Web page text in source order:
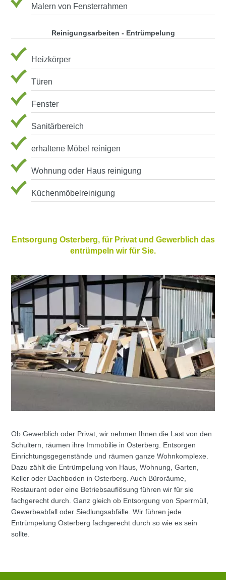
Malern von Fensterrahmen
Reinigungsarbeiten - Entrümpelung
Heizkörper
Türen
Fenster
Sanitärbereich
erhaltene Möbel reinigen
Wohnung oder Haus reinigung
Küchenmöbelreinigung
Entsorgung Osterberg, für Privat und Gewerblich das
entrümpeln wir für Sie.
Ob Gewerblich oder Privat, wir nehmen Ihnen die Last von den
Schultern, räumen ihre Immobilie in Osterberg. Entsorgen
Einrichtungsgegenstände und räumen ganze Wohnkomplexe.
Dazu zählt die Entrümpelung von Haus, Wohnung, Garten,
Keller oder Dachboden in Osterberg. Auch Büroräume,
Restaurant oder eine Betriebsauflösung führen wir für sie
fachgerecht durch. Ganz gleich ob Entsorgung von Sperrmüll,
Gewerbeabfall oder Siedlungsabfälle. Wir führen jede
Entrümpelung Osterberg fachgerecht durch so wie es sein
sollte.